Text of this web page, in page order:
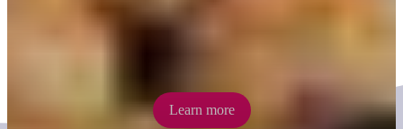
Follow the sealed road taking in some of the Territory’s iconic sites
like Uluru, Kata Tjuta, Watarrka, Kings Canyon, MacDonnell
Learn more